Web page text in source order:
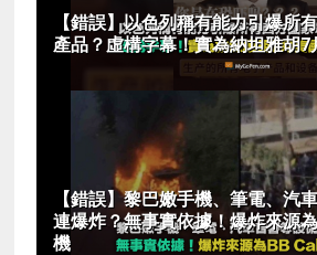
【錯誤】以色列稱有能力引爆所
產品？虛構字幕！實為納坦雅胡7
【錯誤】黎巴嫩手機、筆電、汽
連爆炸？無事實依據！爆炸來源
機